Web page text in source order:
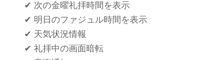
✔ 次の金曜礼拝時間を表示
✔ 明日のファジュル時間を表示
✔ 天気状況情報
✔ 礼拝中の画面暗転